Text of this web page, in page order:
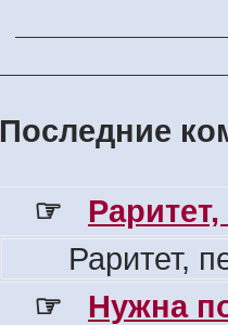
Последние
☞
Раритет,
☞
Нужна